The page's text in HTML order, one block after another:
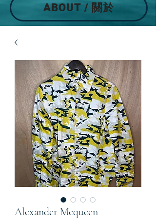
ABOUT / 關於
Alexander Mcqueen